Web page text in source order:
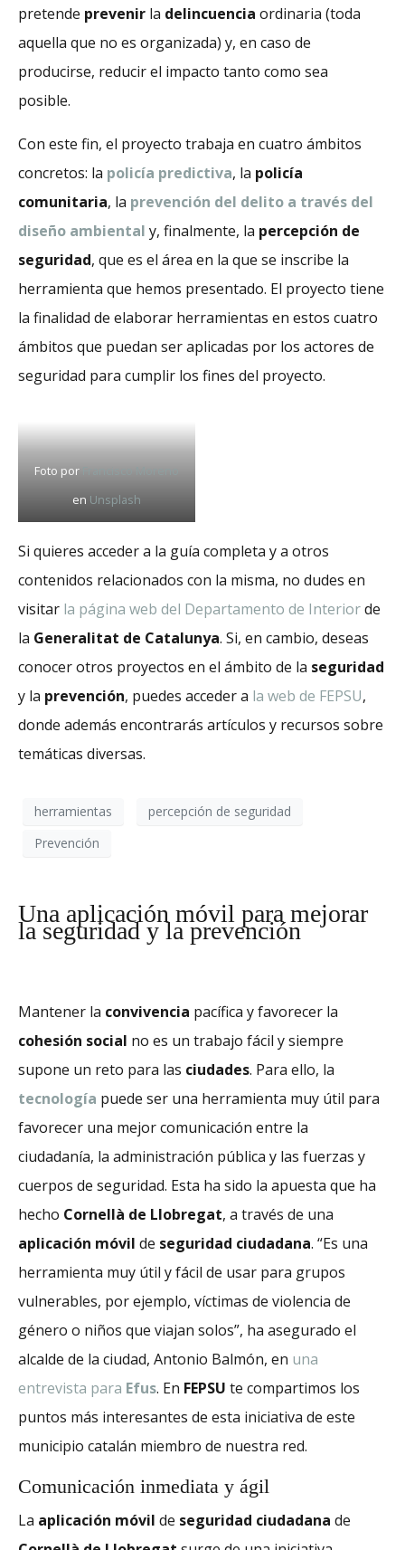
pretende prevenir la delincuencia ordinaria (toda
aquella que no es organizada) y, en caso de
producirse, reducir el impacto tanto como sea
posible.
Con este fin, el proyecto trabaja en cuatro ámbitos
concretos: la policía predictiva, la policía
comunitaria, la prevención del delito a través del
diseño ambiental y, finalmente, la percepción de
seguridad, que es el área en la que se inscribe la
herramienta que hemos presentado. El proyecto tiene
la finalidad de elaborar herramientas en estos cuatro
ámbitos que puedan ser aplicadas por los actores de
seguridad para cumplir los fines del proyecto.
Foto por
en Unsplash
Si quieres acceder a la guía completa y a otros
contenidos relacionados con la misma, no dudes en
visitar la página web del Departamento de Interiorde
la Generalitat de Catalunya. Si, en cambio, deseas
conocer otros proyectos en el ámbito de la seguridad
y la prevención, puedes acceder a la web de FEPSU,
donde además encontrarás artículos y recursos sobre
temáticas diversas.
herramientas
percepción de seguridad
Prevención
Una aplicación móvil para mejorar
la seguridad y la prevención
Mantener la convivencia pacífica y favorecer la
cohesión social no es un trabajo fácil y siempre
supone un reto para las ciudades. Para ello, la
tecnología puede ser una herramienta muy útil para
favorecer una mejor comunicación entre la
ciudadanía, la administración pública y las fuerzas y
cuerpos de seguridad. Esta ha sido la apuesta que ha
hecho Cornellà de Llobregat, a través de una
aplicación móvil de seguridad ciudadana. “Es una
herramienta muy útil y fácil de usar para grupos
vulnerables, por ejemplo, víctimas de violencia de
género o niños que viajan solos”, ha asegurado el
alcalde de la ciudad, Antonio Balmón, en una
entrevista para Efus. En FEPSU te compartimos los
puntos más interesantes de esta iniciativa de este
municipio catalán miembro de nuestra red.
Comunicación inmediata y ágil
La aplicación móvil de seguridad ciudadana de